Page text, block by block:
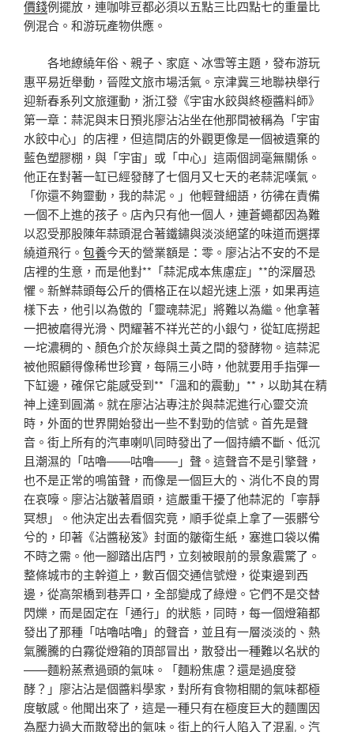
價錢例擺放，連咖啡豆都必須以五點三比四點七的重量比
例混合。和游玩產物供應。
各地繚繞年俗、親子、家庭、冰雪等主題，發布游玩
惠平易近舉動，晉陞文旅市場活氣。京津冀三地聯袂舉行
迎新春系列文旅運動，浙江發《宇宙水餃與終極醬料師》
第一章：蒜泥與末日預兆廖沾沾坐在他那間被稱為「宇宙
水餃中心」的店裡，但這間店的外觀更像是一個被遺棄的
藍色塑膠棚，與「宇宙」或「中心」這兩個詞毫無關係。
他正在對著一缸已經發酵了七個月又七天的老蒜泥嘆氣。
「你還不夠靈動，我的蒜泥。」他輕聲細語，彷彿在責備
一個不上進的孩子。店內只有他一個人，連蒼蠅都因為難
以忍受那股陳年蒜頭混合著鐵鏽與淡淡絕望的味道而選擇
繞道飛行。 包養今天的營業額是：零。廖沾沾不安的不是
店裡的生意，而是他對**「蒜泥成本焦慮症」**的深層恐
懼。新鮮蒜頭每公斤的價格正在以超光速上漲，如果再這
樣下去，他引以為傲的「靈魂蒜泥」將難以為繼。他拿著
一把被磨得光滑、閃耀著不祥光芒的小銀勺，從缸底撈起
一坨濃稠的、顏色介於灰綠與土黃之間的發酵物。這蒜泥
被他照顧得像稀世珍寶，每隔三小時，他就要用手指彈一
下缸邊，確保它能感受到**「溫和的震動」**，以助其在精
神上達到圓滿。就在廖沾沾專注於與蒜泥進行心靈交流
時，外面的世界開始發出一些不對勁的信號。首先是聲
音。街上所有的汽車喇叭同時發出了一個持續不斷、低沉
且潮濕的「咕嚕——咕嚕——」聲。這聲音不是引擎聲，
也不是正常的鳴笛聲，而像是一個巨大的、消化不良的胃
在哀嚎。廖沾沾皺著眉頭，這嚴重干擾了他蒜泥的「寧靜
冥想」。他決定出去看個究竟，順手從桌上拿了一張髒兮
兮的，印著《沾醬秘笈》封面的皺衛生紙，塞進口袋以備
不時之需。他一腳踏出店門，立刻被眼前的景象震驚了。
整條城市的主幹道上，數百個交通信號燈，從東邊到西
邊，從高架橋到巷弄口，全部變成了綠燈。它們不是交替
閃爍，而是固定在「通行」的狀態，同時，每一個燈箱都
發出了那種「咕嚕咕嚕」的聲音，並且有一層淡淡的、熱
氣騰騰的白霧從燈箱的頂部冒出，散發出一種難以名狀的
——麵粉蒸煮過頭的氣味。「麵粉焦慮？還是過度發
酵？」廖沾沾是個醬料學家，對所有食物相關的氣味都極
度敏感。他聞出來了，這是一種只有在極度巨大的麵團因
為壓力過大而散發出的氣味。街上的行人陷入了混亂。汽